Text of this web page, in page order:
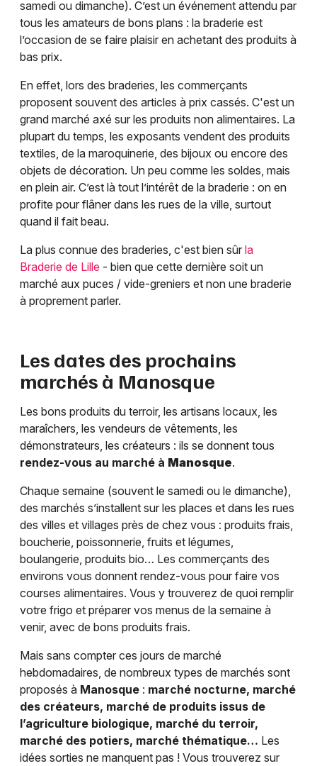
samedi ou dimanche). C’est un événement attendu par
tous les amateurs de bons plans : la braderie est
l’occasion de se faire plaisir en achetant des produits à
bas prix.
En effet, lors des braderies, les commerçants
proposent souvent des articles à prix cassés. C'est un
grand marché axé sur les produits non alimentaires. La
plupart du temps, les exposants vendent des produits
textiles, de la maroquinerie, des bijoux ou encore des
objets de décoration. Un peu comme les soldes, mais
en plein air. C’est là tout l’intérêt de la braderie : on en
profite pour flâner dans les rues de la ville, surtout
quand il fait beau.
La plus connue des braderies, c'est bien sûr la
Braderie de Lille - bien que cette dernière soit un
marché aux puces / vide-greniers et non une braderie
à proprement parler.
Les dates des prochains
marchés à Manosque
Les bons produits du terroir, les artisans locaux, les
maraîchers, les vendeurs de vêtements, les
démonstrateurs, les créateurs : ils se donnent tous
rendez-vous au marché à Manosque.
Chaque semaine (souvent le samedi ou le dimanche),
des marchés s’installent sur les places et dans les rues
des villes et villages près de chez vous : produits frais,
boucherie, poissonnerie, fruits et légumes,
boulangerie, produits bio… Les commerçants des
environs vous donnent rendez-vous pour faire vos
courses alimentaires. Vous y trouverez de quoi remplir
votre frigo et préparer vos menus de la semaine à
venir, avec de bons produits frais.
Mais sans compter ces jours de marché
hebdomadaires, de nombreux types de marchés sont
proposés à Manosque : marché nocturne, marché
des créateurs, marché de produits issus de
l’agriculture biologique, marché du terroir,
marché des potiers, marché thématique… Les
idées sorties ne manquent pas ! Vous trouverez sur